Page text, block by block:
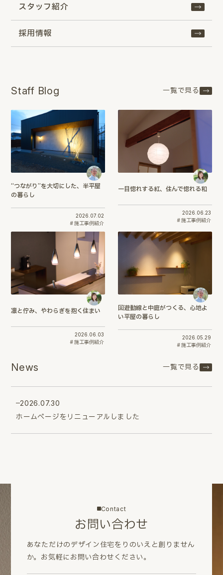
スタッフ紹介
採用情報
Staff Blog 一覧で見る
“つながり”を大切にした、半平屋
の暮らし
2026.07.02
施工事例紹介
一目惚れする紅、住んで惚れる和
2026.06.23
施工事例紹介
凛と佇み、やわらぎを抱く住まい
2026.06.03
施工事例紹介
回遊動線と中庭がつくる、心地よ
い平屋の暮らし
2026.05.29
施工事例紹介
News 一覧で見る
2026.07.30
ホームページをリニューアルしました
Contact
お問い合わせ
あなただけのデザイン住宅をりのいえと創りません
か。 お気軽にお問い合わせください。